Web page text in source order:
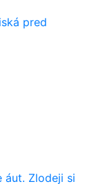
pred
áut. Zlodeji si